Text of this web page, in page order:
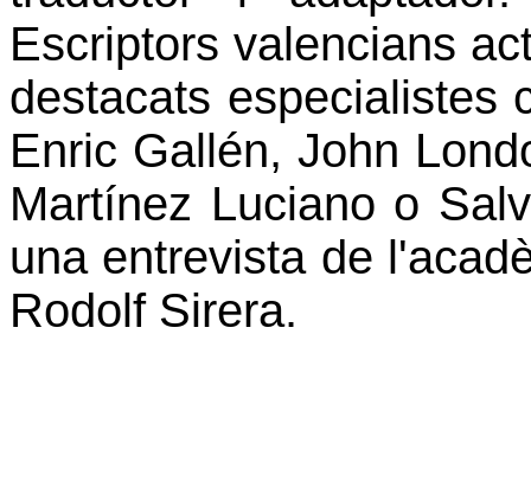
Escriptors valencians
destacats especialistes
Enric Gallén, John
Martínez Luciano o
una entrevista de
Rodolf Sirera.